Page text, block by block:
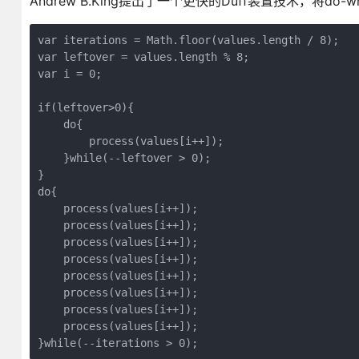
var iterations = Math.floor(values.length / 8);
var leftover = values.length % 8;
var i = 0;
if(leftover>0){
    do{
        process(values[i++]);
    }while(--leftover > 0);
}
do{
    process(values[i++]);
    process(values[i++]);
    process(values[i++]);
    process(values[i++]);
    process(values[i++]);
    process(values[i++]);
    process(values[i++]);
    process(values[i++]);
}while(--iterations > 0);